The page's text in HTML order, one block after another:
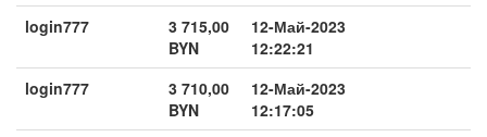
login777
3 715,00
BYN
12-Май-2023
12:22:21
login777
3 710,00
BYN
12-Май-2023
12:17:05